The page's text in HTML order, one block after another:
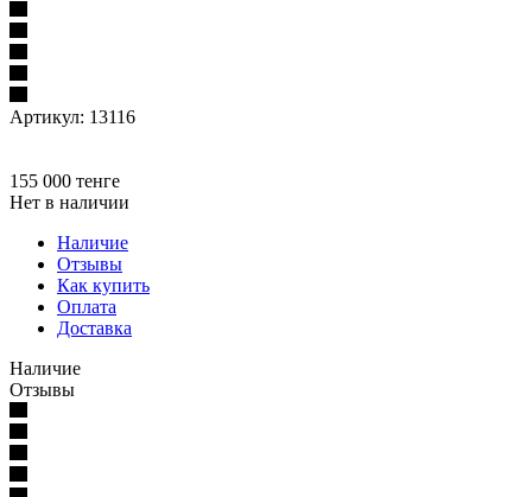
Артикул: 13116
155 000 тенге
Нет в наличии
Наличие
Отзывы
Как купить
Оплата
Доставка
Наличие
Отзывы